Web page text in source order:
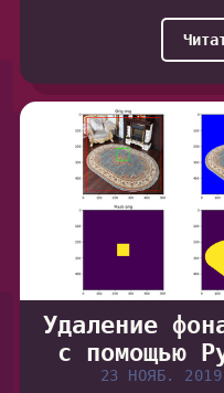
Удаление
с помощью
23 НОЯБ. 2019